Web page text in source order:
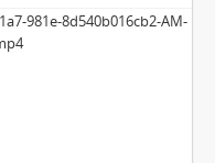
981e-8d540b016cb2-AM-